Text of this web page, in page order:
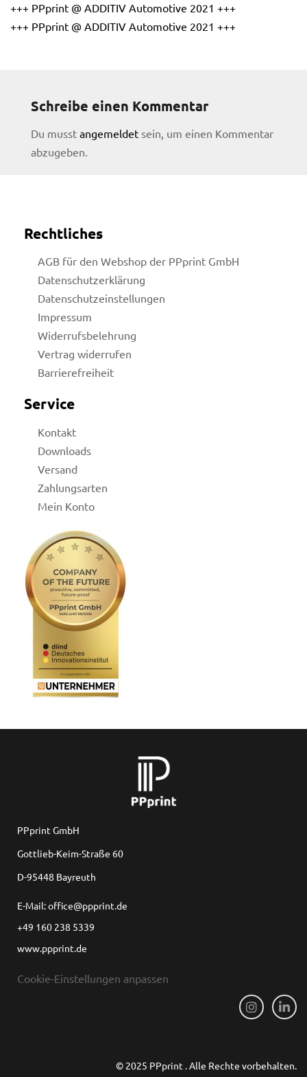
+++ PPprint @ ADDITIV Automotive 2021 +++
+++ PPprint @ ADDITIV Automotive 2021 +++
Schreibe einen Kommentar
Du musst angemeldet sein, um einen Kommentar
abzugeben.
Rechtliches
AGB für den Webshop der PPprint GmbH
Datenschutzerklärung
Datenschutzeinstellungen
Impressum
Widerrufsbelehrung
Vertrag widerrufen
Barrierefreiheit
Service
Kontakt
Downloads
Versand
Zahlungsarten
Mein Konto
PPprint GmbH
Gottlieb-Keim-Straße 60
D-95448 Bayreuth
E-Mail: office@ppprint.de
+49 160 238 5339
www.ppprint.de
Cookie-Einstellungen anpassen
© 2025 PPprint . Alle Rechte vorbehalten.